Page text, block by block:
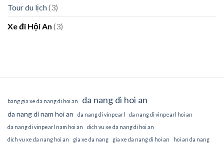
Tour du lịch(3)
Xe đi Hội An (3)
bang gia xe da nang di hoi an da nang di hoi an
da nang di nam hoi an da nang di vinpearl
da nang di vinpearl hoi an
da nang di vinpearl nam hoi an
dich vu xe da nang di hoi an
dich vu xe da nang hoi an
gia xe da nang gia xe da nang di hoi an hoi an da nang